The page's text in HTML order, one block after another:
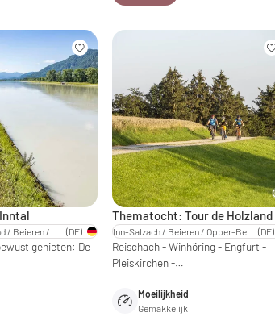
(DE)
genieten: De
Thematocht: Tour de Holzland
(DE)
Reischach - Winhöring - Engfurt -
Pleiskirchen -…
Moeilijkheid
Gemakkelijk